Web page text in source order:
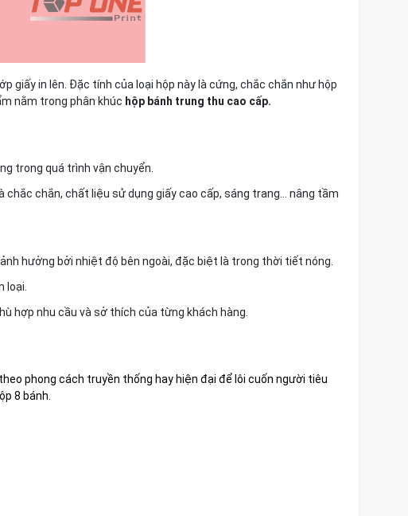
giấy in lên. Đặc tính của loại hộp này là cứng, chắc chắn như hộp
nằm trong phân khúc hộp bánh trung thu cao cấp.
trong quá trình vận chuyển.
chắc chắn, chất liệu sử dụng giấy cao cấp, sáng trang… nâng tầm
hưởng bởi nhiệt độ bên ngoài, đặc biệt là trong thời tiết nóng.
loại.
hợp nhu cầu và sở thích của từng khách hàng.
phong cách truyền thống hay hiện đại để lôi cuốn người tiêu
8 bánh.